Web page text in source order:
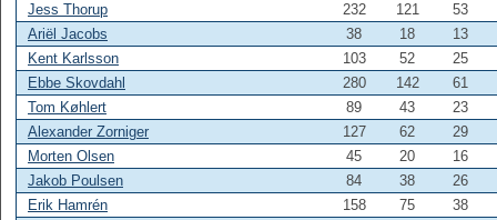
Jess Thorup
232 121
53
Ariël Jacobs
38 18
13
Kent Karlsson
103 52
25
Ebbe Skovdahl
280 142
61
Tom Køhlert
89 43
23
Alexander Zorniger
127 62
29
Morten Olsen
45 20
16
Jakob Poulsen
84 38
26
Erik Hamrén
158 75
38